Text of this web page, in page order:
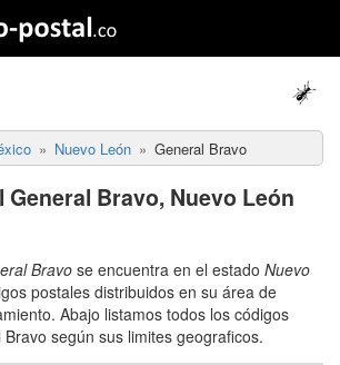
Nuevo León General Bravo
General Bravo, Nuevo León
Bravose encuentra en el estado Nuevo
postales distribuidos en su área de
Abajo listamos todos los códigos
según sus limites geograficos.